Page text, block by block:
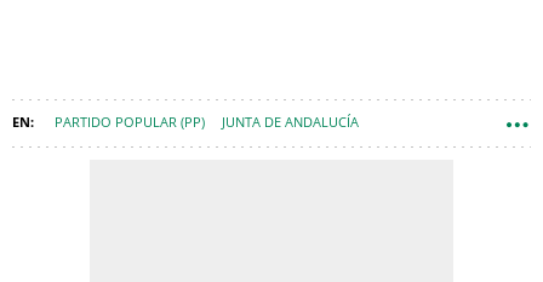
PARTIDO POPULAR (PP) JUNTA DE ANDALUCÍA